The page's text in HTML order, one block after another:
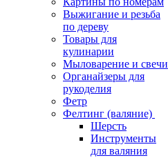
Выжигание и резьба
по дереву
Товары для
кулинарии
Мыловарение и свечи
Органайзеры для
рукоделия
Фетр
Фелтинг (валяние)
Шерсть
Инструменты
для валяния